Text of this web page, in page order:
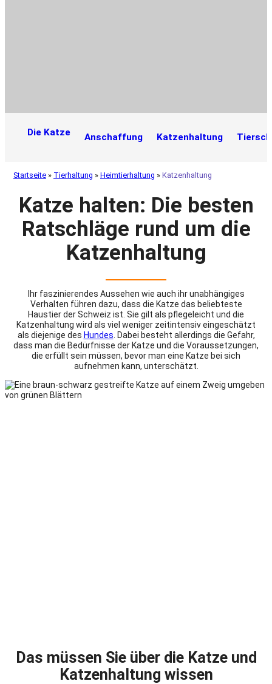
Die Katze Anschaffung Katzenhaltung
Startseite » Tierhaltung » Heimtierhaltung » Katzenhaltung
Katze halten: Die besten
Ratschläge rund um die
Katzenhaltung
Ihr faszinierendes Aussehen wie auch ihr unabhängiges
Verhalten führen dazu, dass die Katze das beliebteste
Haustier der Schweiz ist. Sie gilt als pflegeleicht und die
Katzenhaltung wird als viel weniger zeitintensiv eingeschätzt
als diejenige des Hundes . Dabei besteht allerdings die Gefahr,
dass man die Bedürfnisse der Katze und die Voraussetzungen,
die erfüllt sein müssen, bevor man eine Katze bei sich
aufnehmen kann, unterschätzt.
Das müssen Sie über die Katze und
Katzenhaltung wissen